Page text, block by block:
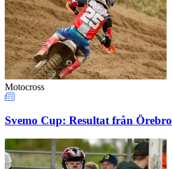
Motocross
Svemo Cup: Resultat från